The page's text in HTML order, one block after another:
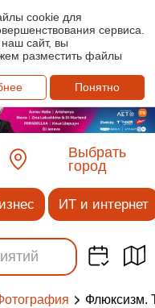
cookie для
сервиса.
сайт, вы
разместить файлы
Понятно
Выбрать
город
ИТ и интернет
Флюксизм.